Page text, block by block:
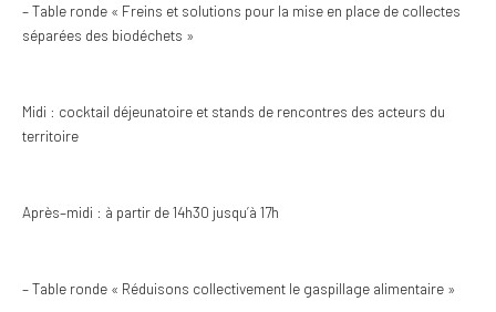
–Table ronde « Freins et solutions pour la mise en place de collectes
séparées des biodéchets »
Midi : cocktail déjeunatoire et stands de rencontres des acteurs du
territoire
Après–midi : à partir de 14h30 jusqu’à 17h
–Table ronde « Réduisons collectivement le gaspillage alimentaire »